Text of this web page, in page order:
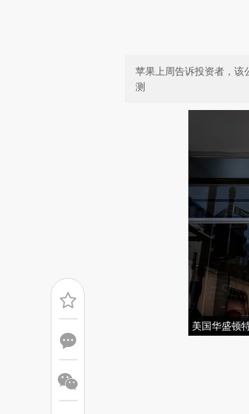
苹果上周告诉投资者，该
测
美国华盛顿
成，可能与原文真